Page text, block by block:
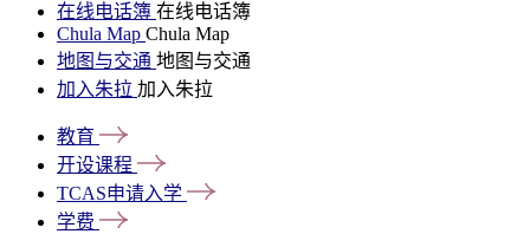
在线电话簿 在线电话簿
Chula Map Chula Map
地图与交通 地图与交通
加入朱拉 加入朱拉
教育
开设课程
TCAS申请入学
学费